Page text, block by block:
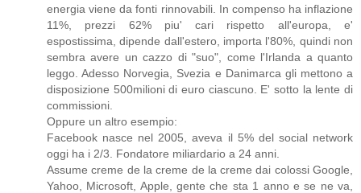
energia viene da fonti rinnovabili. In compenso ha inflazione
11%, prezzi 62% piu' cari rispetto all'europa, e'
espostissima, dipende dall'estero, importa l'80%, quindi non
sembra avere un cazzo di "suo", come l'Irlanda a quanto
leggo. Adesso Norvegia, Svezia e Danimarca gli mettono a
disposizione 500milioni di euro ciascuno. E' sotto la lente di
commissioni.
Oppure un altro esempio:
Facebook nasce nel 2005, aveva il 5% del social network
oggi ha i 2/3. Fondatore miliardario a 24 anni.
Assume creme de la creme de la creme dai colossi Google,
Yahoo, Microsoft, Apple, gente che sta 1 anno e se ne va,